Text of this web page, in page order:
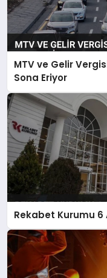
MTV ve Gelir
Sona Eriyor
Rekabet Kurumu 6